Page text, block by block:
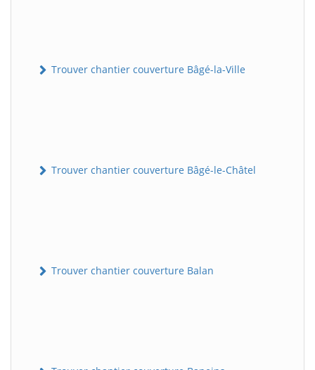
Trouver chantier couverture Bâgé-la-Ville
Trouver chantier couverture Bâgé-le-Châtel
Trouver chantier couverture Balan